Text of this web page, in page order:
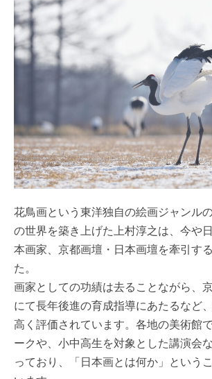
花鳥画という東洋独自の絵画ジャンル
の世界を築き上げた上村淳之は、今や
本画家、京都画壇・日本画壇を牽引す
た。
画家としての功績は去ることながら、
にて長年後進の育成指導にあたるなど
高く評価されています。各地の美術館
ークや、小中高生を対象とした講演会
っており、「日本画とは何か」という